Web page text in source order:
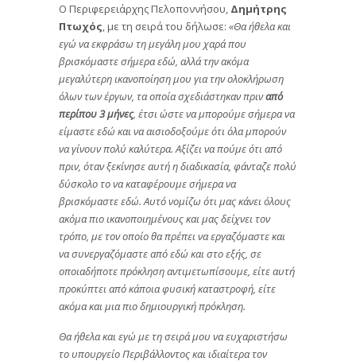
Ο Περιφερειάρχης Πελοποννήσου, Δημήτρης
Πτωχός , με τη σειρά του δήλωσε: «Θα ήθελα και
εγώ να εκφράσω τη μεγάλη μου χαρά που
βρισκόμαστε σήμερα εδώ, αλλά την ακόμα
μεγαλύτερη ικανοποίηση μου για την ολοκλήρωση
όλων των έργων, τα οποία σχεδιάστηκαν πριναπό
περίπου 3 μήνες, έτσι ώστε να μπορούμε σήμερα να
είμαστε εδώ και να αισιοδοξούμε ότι όλα μπορούν
να γίνουν πολύ καλύτερα. Αξίζει να πούμε ότι από
πριν, όταν ξεκίνησε αυτή η διαδικασία, φάνταζε πολύ
δύσκολο το να καταφέρουμε σήμερα να
βρισκόμαστε εδώ. Αυτό νομίζω ότι μας κάνει όλους
ακόμα πιο ικανοποιημένους και μας δείχνει τον
τρόπο, με τον οποίο θα πρέπει να εργαζόμαστε και
να συνεργαζόμαστε από εδώ και στο εξής, σε
οποιαδήποτε πρόκληση αντιμετωπίσουμε, είτε αυτή
προκύπτει από κάποια φυσική καταστροφή, είτε
ακόμα και μια πιο δημιουργική πρόκληση.
Θα ήθελα και εγώ με τη σειρά μου να ευχαριστήσω
το υπουργείο Περιβάλλοντος και ιδιαίτερα τον